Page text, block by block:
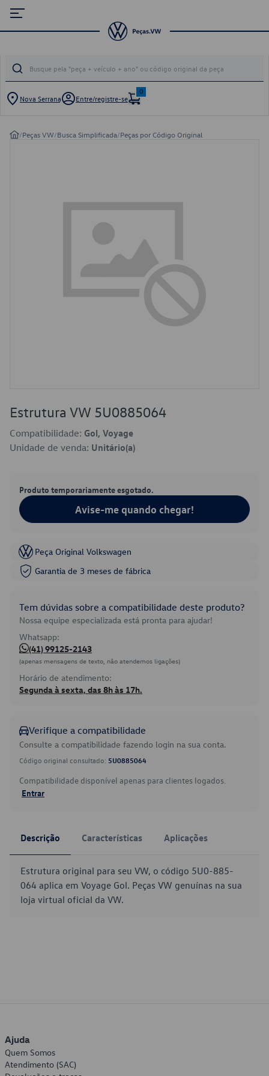
Nova Serrana Entre/registre-se
0
/Peças VW/Busca Simplificada/Peças por Código Original
Estrutura VW 5U0885064
Compatibilidade: Gol, Voyage
Unidade de venda: Unitário(a)
Produto temporariamente esgotado.
Avise-me quando chegar!
Peça Original Volkswagen
Garantia de 3 meses de fábrica
Tem dúvidas sobre a compatibilidade deste produto?
Nossa equipe especializada está pronta para ajudar!
Whatsapp:
(41) 99125-2143
(apenas mensagens de texto, não atendemos ligações)
Horário de atendimento:
Segunda à sexta, das 8h às 17h.
Verifique a compatibilidade
Consulte a compatibilidade fazendo login na sua conta.
Código original consultado: 5U0885064
Compatibilidade disponível apenas para clientes logados.
Entrar
Descrição Características Aplicações
Estrutura original para seu VW, o código 5U0-885-
064 aplica em Voyage Gol. Peças VW genuínas na sua
loja virtual oficial da VW.
Ajuda
Quem Somos
Atendimento (SAC)